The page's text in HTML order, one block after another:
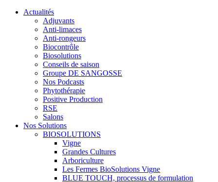
Actualités
Adjuvants
Anti-limaces
Anti-rongeurs
Biocontrôle
Biosolutions
Conseils de saison
Groupe DE SANGOSSE
Nos Podcasts
Phytothérapie
Positive Production
RSE
Salons
Nos Solutions
BIOSOLUTIONS
Vigne
Grandes Cultures
Arboriculture
Les Fermes BioSolutions Vigne
BLUE TOUCH, processus de formulation